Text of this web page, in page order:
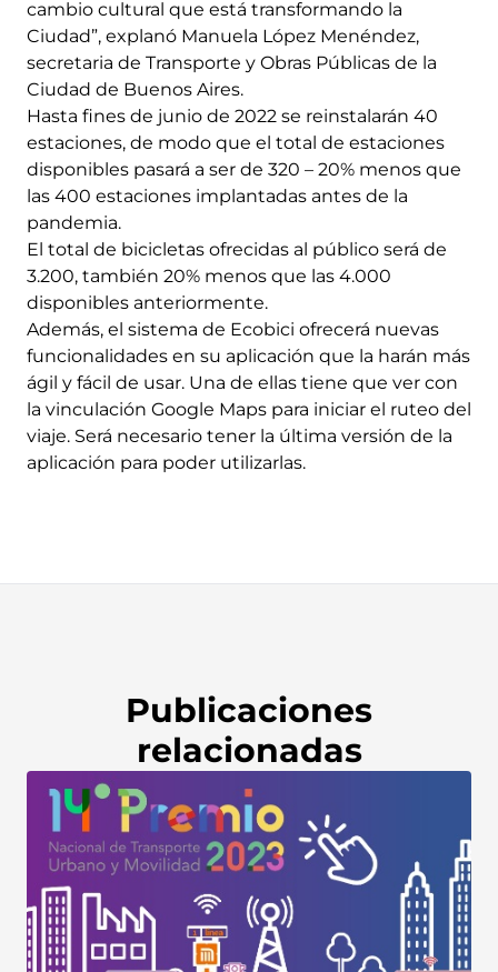
cambio cultural que está transformando la
Ciudad”, explanó Manuela López Menéndez,
secretaria de Transporte y Obras Públicas de la
Ciudad de Buenos Aires.
Hasta fines de junio de 2022 se reinstalarán 40
estaciones, de modo que el total de estaciones
disponibles pasará a ser de 320 – 20% menos que
las 400 estaciones implantadas antes de la
pandemia.
El total de bicicletas ofrecidas al público será de
3.200, también 20% menos que las 4.000
disponibles anteriormente.
Además, el sistema de Ecobici ofrecerá nuevas
funcionalidades en su aplicación que la harán más
ágil y fácil de usar. Una de ellas tiene que ver con
la vinculación Google Maps para iniciar el ruteo del
viaje. Será necesario tener la última versión de la
aplicación para poder utilizarlas.
Publicaciones
relacionadas